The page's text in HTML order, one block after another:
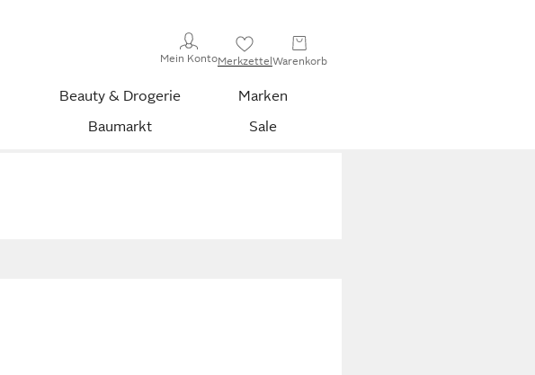
Mein KontoMerkzettelWarenkorb
Beauty & Drogerie
Marken
Baumarkt Sale